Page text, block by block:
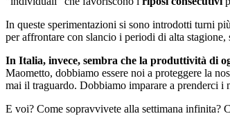
In queste sperimentazioni si sono introdotti turni
per affrontare con slancio i periodi di alta stagione,
In Italia, invece, sembra che la produttività di
Maometto, dobbiamo essere noi a proteggere la
mai il traguardo. Dobbiamo imparare a prenderci i
E voi? Come sopravvivete alla settimana infinita?